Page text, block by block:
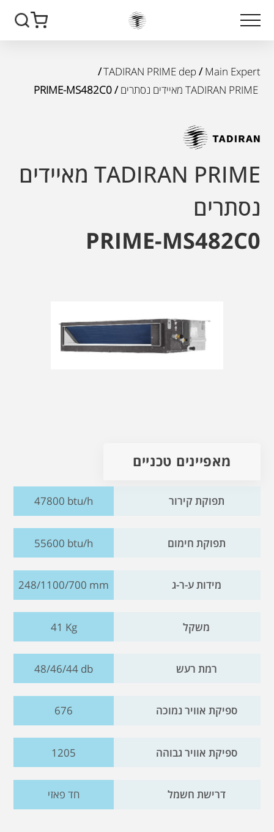
Main Expert
/
TADIRAN PRIME dep
/
TADIRAN PRIME מאיידים נסתרים
/ PRIME-MS482C0
TADIRAN PRIME מאיידים
נסתרים
PRIME-MS482C0
מאפיינים טכניים
תפוקת קירור 47800 btu/h
תפוקת חימום 55600 btu/h
מידות ע-ר-ג 248/1100/700 mm
משקל 41 Kg
רמת רעש 48/46/44 db
ספיקת אוויר נמוכה 676
ספיקת אוויר גבוהה 1205
דרישת חשמל חד פאזי